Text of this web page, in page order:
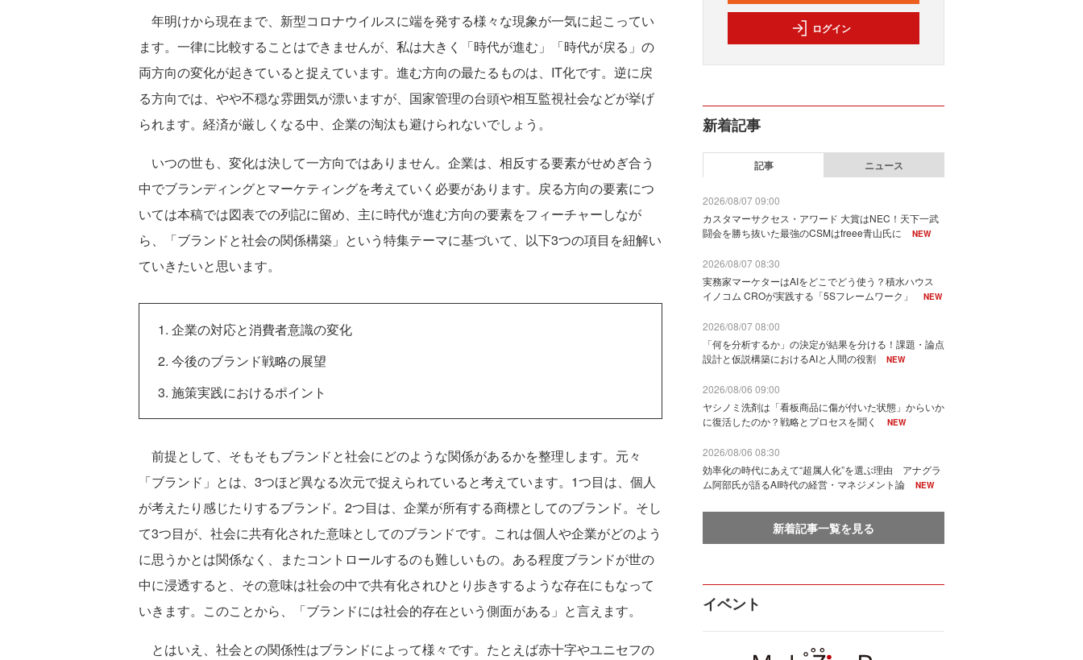
年明けから現在まで、新型コロナウイルスに端を発する様々な現象が一気に起こってい
ます。一律に比較することはできませんが、私は大きく「時代が進む」「時代が戻る」の
両方向の変化が起きていると捉えています。進む方向の最たるものは、IT化です。逆に戻
る方向では、やや不穏な雰囲気が漂いますが、国家管理の台頭や相互監視社会などが挙げ
られます。経済が厳しくなる中、企業の淘汰も避けられないでしょう。
いつの世も、変化は決して一方向ではありません。企業は、相反する要素がせめぎ合う
中でブランディングとマーケティングを考えていく必要があります。戻る方向の要素につ
いては本稿では図表での列記に留め、主に時代が進む方向の要素をフィーチャーしなが
ら、「ブランドと社会の関係構築」という特集テーマに基づいて、以下3つの項目を紐解い
ていきたいと思います。
企業の対応と消費者意識の変化
今後のブランド戦略の展望
施策実践におけるポイント
前提として、そもそもブランドと社会にどのような関係があるかを整理します。元々
「ブランド」とは、3つほど異なる次元で捉えられていると考えています。1つ目は、個人
が考えたり感じたりするブランド。2つ目は、企業が所有する商標としてのブランド。そし
て3つ目が、社会に共有化された意味としてのブランドです。これは個人や企業がどのよう
に思うかとは関係なく、またコントロールするのも難しいもの。ある程度ブランドが世の
中に浸透すると、その意味は社会の中で共有化されひとり歩きするような存在にもなって
いきます。このことから、「ブランドには社会的存在という側面がある」と言えます。
とはいえ、社会との関係性はブランドによって様々です。たとえば赤十字やユニセフの
ログイン
新着記事
記事 ニュース
2026/08/07 09:00
カスタマーサクセス・アワード 大賞はNEC！天下一武
闘会を勝ち抜いた最強のCSMはfreee青山氏に
NEW
2026/08/07 08:30
実務家マーケターはAIをどこでどう使う？積水ハウス
イノコム CROが実践する「5Sフレームワーク」
NEW
2026/08/07 08:00
「何を分析するか」の決定が結果を分ける！課題・論点
設計と仮説構築におけるAIと人間の役割
NEW
2026/08/06 09:00
ヤシノミ洗剤は「看板商品に傷が付いた状態」からいか
に復活したのか？戦略とプロセスを聞く
NEW
2026/08/06 08:30
効率化の時代にあえて“超属人化”を選ぶ理由 アナグラ
ム阿部氏が語るAI時代の経営・マネジメント論
NEW
新着記事一覧を見る
イベント